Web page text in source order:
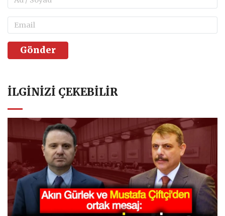
Gönder
İLGINIZI ÇEKEBILIR